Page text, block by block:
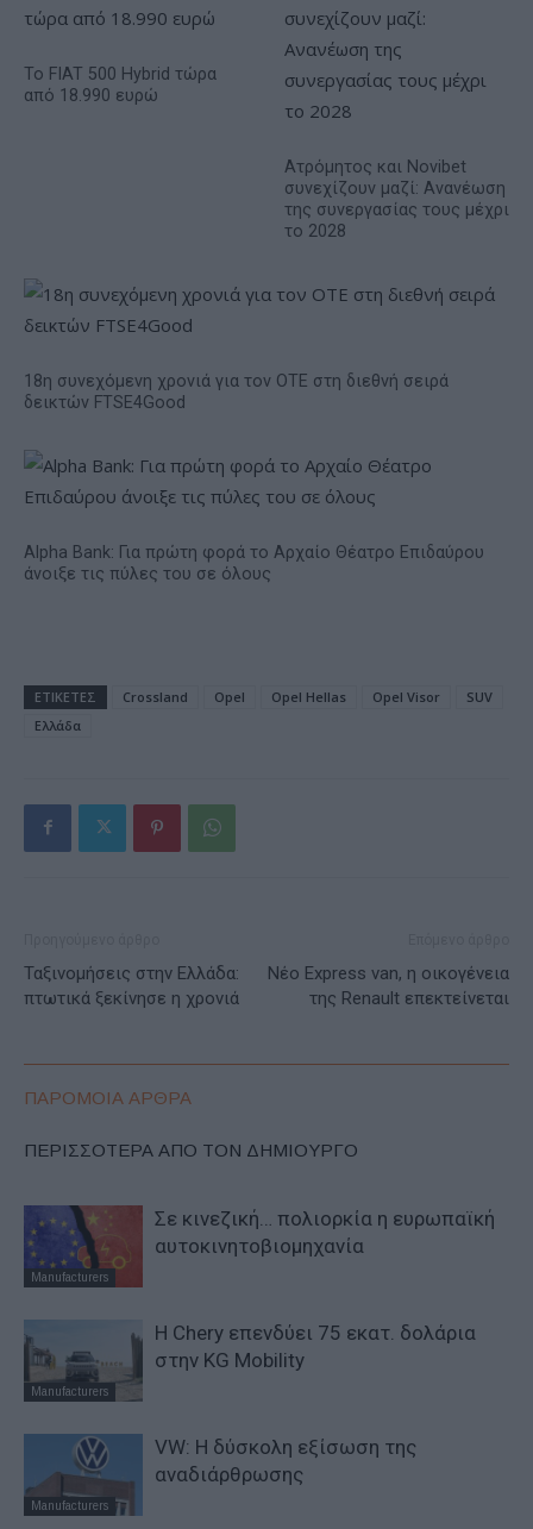
Το FIAT 500 Hybrid τώρα
από 18.990 ευρώ
Ατρόμητος και Novibet
συνεχίζουν μαζί: Ανανέωση
της συνεργασίας τους μέχρι
το 2028
18η συνεχόμενη χρονιά για τον ΟΤΕ στη διεθνή σειρά
δεικτών FTSE4Good
Alpha Bank: Για πρώτη φορά το Αρχαίο Θέατρο Επιδαύρου
άνοιξε τις πύλες του σε όλους
ΕΤΙΚΕΤΕΣ Crossland Opel Opel Hellas Opel Visor
SUV
Ελλάδα
Ταξινομήσεις στην Ελλάδα:
πτωτικά ξεκίνησε η χρονιά
Νέο Express van, η οικογένεια
της Renault επεκτείνεται
ΠΑΡΟΜΟΙΑ ΑΡΘΡΑ
ΠΕΡΙΣΣΟΤΕΡΑ ΑΠΟ ΤΟΝ ΔΗΜΙΟΥΡΓΟ
Manufacturers
Σε κινεζική… πολιορκία η ευρωπαϊκή
αυτοκινητοβιομηχανία
Manufacturers
Η Chery επενδύει 75 εκατ. δολάρια
στην KG Mobility
Manufacturers
VW: Η δύσκολη εξίσωση της
αναδιάρθρωσης